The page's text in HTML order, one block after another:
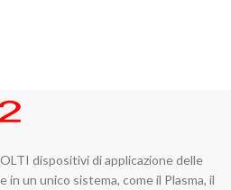
dispositivi di applicazione delle
un unico sistema, come il Plasma, il